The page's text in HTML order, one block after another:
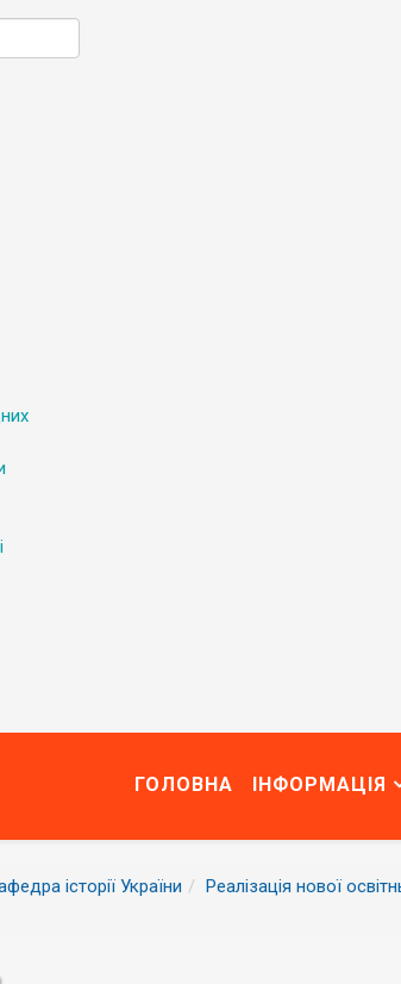
ГОЛОВНА ІНФОРМАЦІЯ
історії України Реалізація нової